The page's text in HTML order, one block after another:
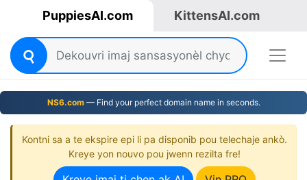
PuppiesAI.com KittensAI.com
NS6.com— Find your perfect domain name in seconds.
Kontni sa a te ekspire epi li pa disponib pou telechaje ankò.
Kreye yon nouvo pou jwenn rezilta fre!